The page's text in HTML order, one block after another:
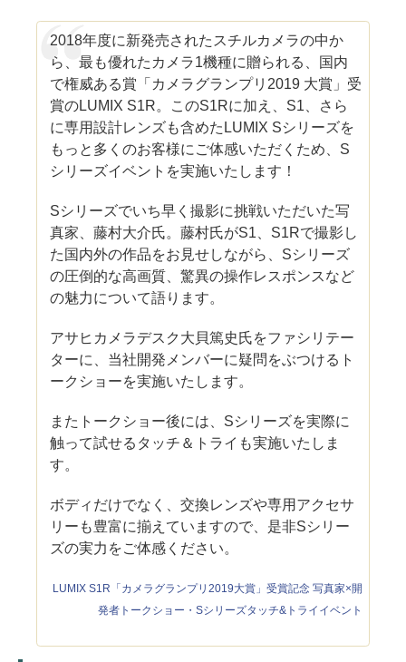
2018年度に新発売されたスチルカメラの中か
ら、最も優れたカメラ1機種に贈られる、国内
で権威ある賞「カメラグランプリ2019 大賞」受
賞のLUMIX S1R。このS1Rに加え、S1、さら
に専用設計レンズも含めたLUMIX Sシリーズを
もっと多くのお客様にご体感いただくため、S
シリーズイベントを実施いたします！
Sシリーズでいち早く撮影に挑戦いただいた写
真家、藤村大介氏。藤村氏がS1、S1Rで撮影し
た国内外の作品をお見せしながら、Sシリーズ
の圧倒的な高画質、驚異の操作レスポンスなど
の魅力について語ります。
アサヒカメラデスク大貝篤史氏をファシリテー
ターに、当社開発メンバーに疑問をぶつけるト
ークショーを実施いたします。
またトークショー後には、Sシリーズを実際に
触って試せるタッチ＆トライも実施いたしま
す。
ボディだけでなく、交換レンズや専用アクセサ
リーも豊富に揃えていますので、是非Sシリー
ズの実力をご体感ください。
LUMIX S1R「カメラグランプリ2019大賞」受賞記念 写真家×開
発者トークショー・Sシリーズタッチ&トライイベント